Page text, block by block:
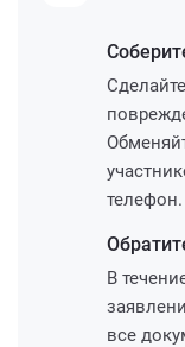
телефон.
В
все